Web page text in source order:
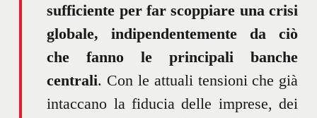
sufficiente per far scoppiare una crisi
globale, indipendentemente da ciò
che fanno le principali banche
centrali. Con le attuali tensioni che già
intaccano la fiducia delle imprese, dei